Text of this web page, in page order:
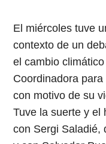
El miércoles tuve
contexto de un
el cambio
Coordinadora
con motivo de su
Tuve la suerte y el
con Sergi Saladié,